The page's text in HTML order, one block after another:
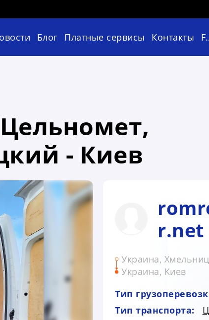
Блог Платные сервисы Контакты
- Киев
r.net
Украина,
Украина, Киев
Тип
Тип транспорта: